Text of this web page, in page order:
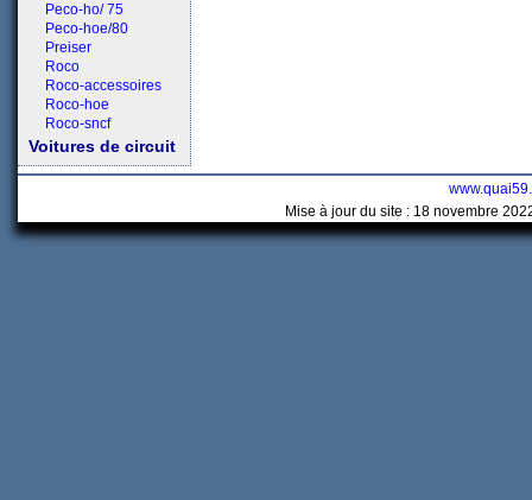
Peco-ho/ 75
Peco-hoe/80
Preiser
Roco
Roco-accessoires
Roco-hoe
Roco-sncf
Voitures de circuit
Mise à jour du site : 18 novembre